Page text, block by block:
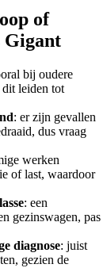
of
Gigant
bij oudere
leiden tot
: er zijn gevallen
dus vraag
werken
of last, waardoor
: een
gezinswagen, pas
diagnose: juist
gezien de